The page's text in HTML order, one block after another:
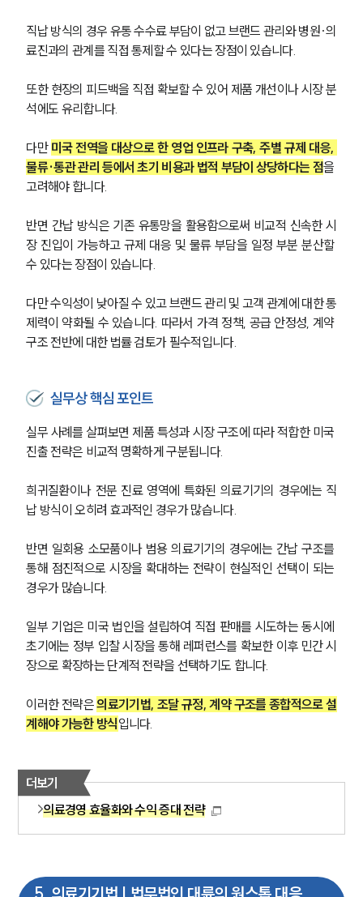
그룹소개
대륜의 강점
기업 의뢰인
오시는 길
글로벌 파트너 로펌
고객의 소리
통합검색
주요 업무사례
사례분석/최신동향
법률정보
고객후기
직납 방식의 경우 유통 수수료 부담이 없고 브랜드 관리와 병원·의
료진과의 관계를 직접 통제할 수 있다는 장점이 있습니다.
또한 현장의 피드백을 직접 확보할 수 있어 제품 개선이나 시장 분
석에도 유리합니다.
다만 미국 전역을 대상으로 한 영업 인프라 구축, 주별 규제 대응,
물류·통관 관리 등에서 초기 비용과 법적 부담이 상당하다는 점을
고려해야 합니다.
반면 간납 방식은 기존 유통망을 활용함으로써 비교적 신속한 시
장 진입이 가능하고 규제 대응 및 물류 부담을 일정 부분 분산할
수 있다는 장점이 있습니다.
다만 수익성이 낮아질 수 있고 브랜드 관리 및 고객 관계에 대한 통
제력이 약화될 수 있습니다. 따라서 가격 정책, 공급 안정성, 계약
구조 전반에 대한 법률 검토가 필수적입니다.
실무상 핵심 포인트
실무 사례를 살펴보면 제품 특성과 시장 구조에 따라 적합한 미국
진출 전략은 비교적 명확하게 구분됩니다.
희귀질환이나 전문 진료 영역에 특화된 의료기기의 경우에는 직
납 방식이 오히려 효과적인 경우가 많습니다.
반면 일회용 소모품이나 범용 의료기기의 경우에는 간납 구조를
통해 점진적으로 시장을 확대하는 전략이 현실적인 선택이 되는
경우가 많습니다.
일부 기업은 미국 법인을 설립하여 직접 판매를 시도하는 동시에
초기에는 정부 입찰 시장을 통해 레퍼런스를 확보한 이후 민간 시
장으로 확장하는 단계적 전략을 선택하기도 합니다.
이러한 전략은 의료기기법, 조달 규정, 계약 구조를 종합적으로 설
계해야 가능한 방식입니다.
더보기
의료경영 효율화와 수익 증대 전략